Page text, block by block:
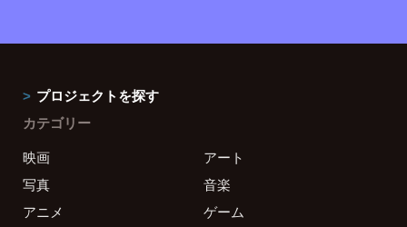
プロジェクトを探す
カテゴリー
映画
アート
写真
音楽
アニメ
ゲーム